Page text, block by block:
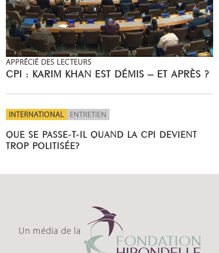
APPRÉCIÉ DES LECTEURS
CPI : KARIM KHAN EST DÉMIS – ET APRÈS ?
INTERNATIONAL ENTRETIEN
QUE SE PASSE-T-IL QUAND LA CPI DEVIENT
TROP POLITISÉE?
Un média de la